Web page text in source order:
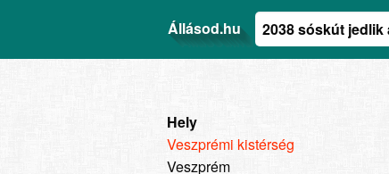
Állásod.hu
Hely
Veszprémi kistérség
Veszprém